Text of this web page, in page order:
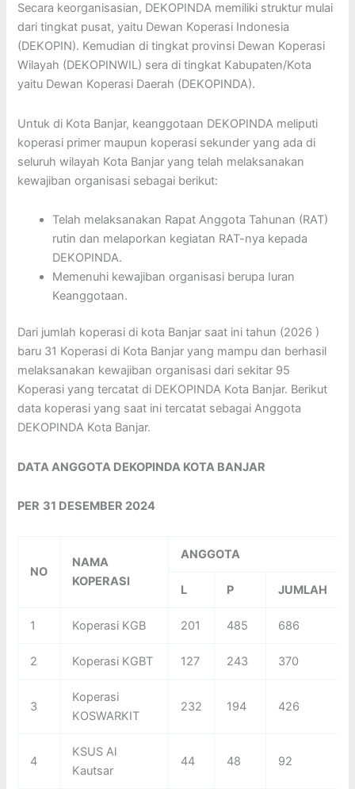
Secara keorganisasian, DEKOPINDA memiliki struktur mulai
dari tingkat pusat, yaitu Dewan Koperasi Indonesia
(DEKOPIN). Kemudian di tingkat provinsi Dewan Koperasi
Wilayah (DEKOPINWIL) sera di tingkat Kabupaten/Kota
yaitu Dewan Koperasi Daerah (DEKOPINDA).
Untuk di Kota Banjar, keanggotaan DEKOPINDA meliputi
koperasi primer maupun koperasi sekunder yang ada di
seluruh wilayah Kota Banjar yang telah melaksanakan
kewajiban organisasi sebagai berikut:
Telah melaksanakan Rapat Anggota Tahunan (RAT)
rutin dan melaporkan kegiatan RAT-nya kepada
DEKOPINDA.
Memenuhi kewajiban organisasi berupa Iuran
Keanggotaan.
Dari jumlah koperasi di kota Banjar saat ini tahun (2026 )
baru 31 Koperasi di Kota Banjar yang mampu dan berhasil
melaksanakan kewajiban organisasi dari sekitar 95
Koperasi yang tercatat di DEKOPINDA Kota Banjar. Berikut
data koperasi yang saat ini tercatat sebagai Anggota
DEKOPINDA Kota Banjar.
DATA ANGGOTA DEKOPINDA KOTA BANJAR
PER 31 DESEMBER 2024
NO
NAMA
KOPERASI
ANGGOTA
L
P JUMLAH
1 Koperasi KGB 201 485 686
2 Koperasi KGBT 127 243 370
3
Koperasi
KOSWARKIT
232 194 426
4
KSUS Al
Kautsar
44 48 92